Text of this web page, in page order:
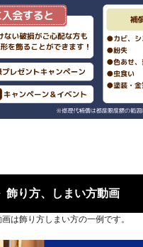
飾り方、しまい方動画
は飾り方しまい方の一例です。